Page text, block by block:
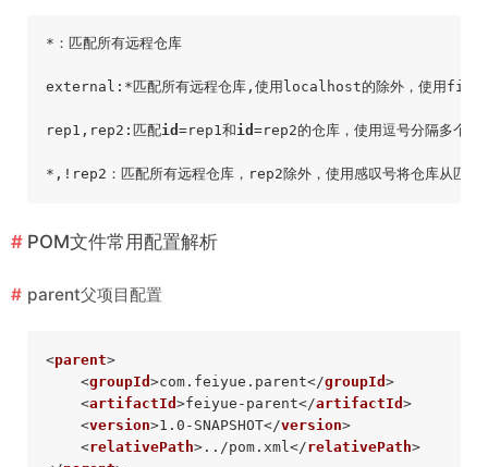
*：匹配所有远程仓库
external:*匹配所有远程仓库,使用localhost的除外，使用
rep1,rep2:匹配id =rep1和id =rep2的仓库，使用逗号分隔多个远
POM文件常用配置解析
parent父项目配置
<parent>
<groupId >com.feiyue.parent</groupId >
<artifactId >feiyue-parent</artifactId >
<version>1.0-SNAPSHOT</version>
<relativePath>../pom.xml</relativePath>